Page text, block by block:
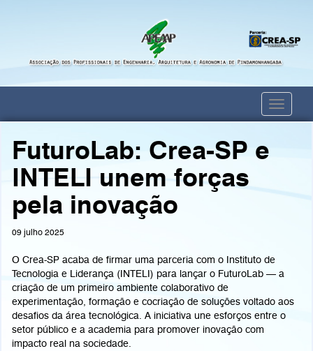
Toggle
FuturoLab: Crea-SP e
INTELI unem forças
pela inovação
09 julho 2025
O Crea-SP acaba de firmar uma parceria com o Instituto de
Tecnologia e Liderança (INTELI) para lançar o FuturoLab — a
criação de um primeiro ambiente colaborativo de
experimentação, formação e cocriação de soluções voltado aos
desafios da área tecnológica. A iniciativa une esforços entre o
setor público e a academia para promover inovação com
impacto real na sociedade.